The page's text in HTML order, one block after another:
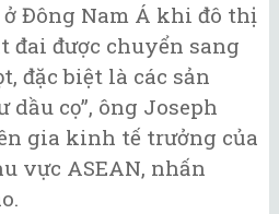
Đông Nam Á khi đô thị
đai được chuyển sang
đặc biệt là các sản
cọ”, ông Joseph
gia kinh tế trưởng của
vực ASEAN, nhấn